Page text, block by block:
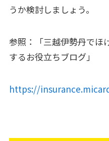
うか検討しましょう。
参照：「三越伊勢丹でほ
するお役立ちブログ」
https://